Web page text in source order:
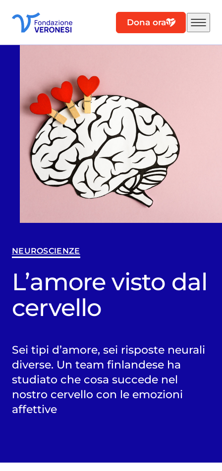
Dona ora
NEUROSCIENZE
L’amore visto dal
cervello
Sei tipi d’amore, sei risposte neurali
diverse. Un team finlandese ha
studiato che cosa succede nel
nostro cervello con le emozioni
affettive